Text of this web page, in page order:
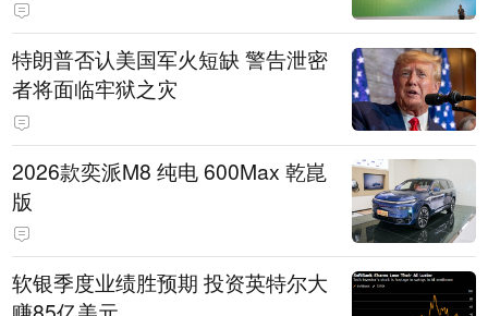
特朗普否认美国军火短缺 警告泄密
者将面临牢狱之灾
2026款奕派M8 纯电 600Max 乾崑
版
软银季度业绩胜预期 投资英特尔大